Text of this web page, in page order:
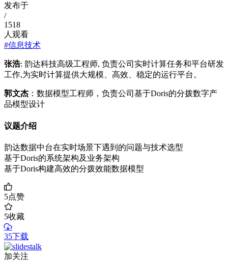
发布于
/
1518
人观看
#信息技术
张浩: 韵达科技高级工程师, 负责公司实时计算任务和平台研发
工作,为实时计算提供大规模、高效、稳定的运行平台。
郭文杰 ：数据模型工程师，负责公司基于Doris的分拨数字产
品模型设计
议题介绍
韵达数据中台在实时场景下遇到的问题与技术选型
基于Doris的系统架构及业务架构
基于Doris构建高效的分拨效能数据模型
5点赞
5收藏
35下载
加关注